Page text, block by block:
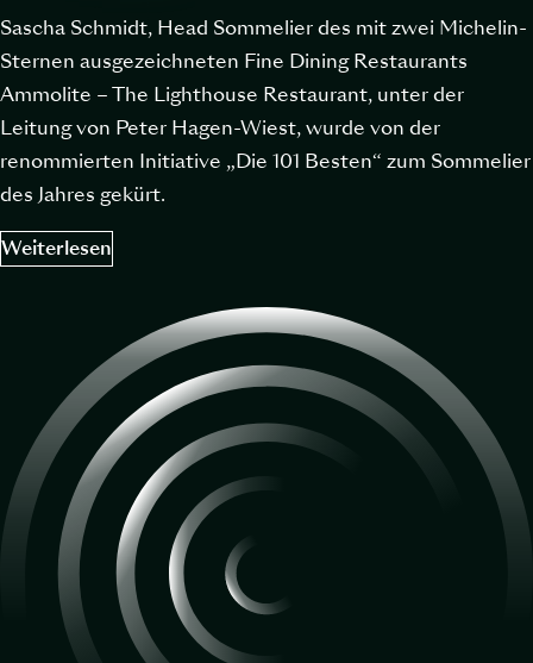
Sascha Schmidt, Head Sommelier des mit zwei Michelin-
Sternen ausgezeichneten Fine Dining Restaurants
Ammolite – The Lighthouse Restaurant, unter der
Leitung von Peter Hagen-Wiest, wurde von der
renommierten Initiative „Die 101 Besten“ zum Sommelier
des Jahres gekürt.
Weiterlesen